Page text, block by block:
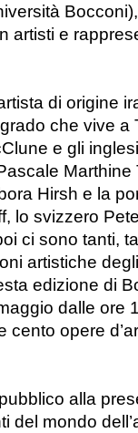
artisti e
di origine
che vive a
e gli
Marthine
Hirsh e la
lo svizzero
ci sono tanti,
artistiche
edizione di
dalle ore
cento opere
alla
mondo